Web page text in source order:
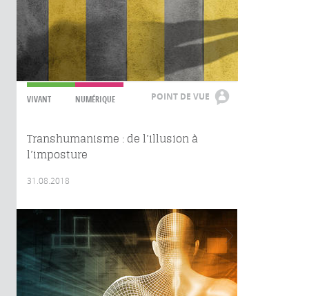
VIVANT NUMÉRIQUE POINT DE VUE
Transhumanisme : de l’illusion à
l’imposture
31.08.2018